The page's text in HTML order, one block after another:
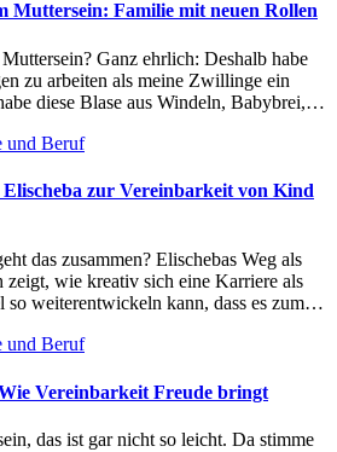
Muttersein: Familie mit neuen Rollen
zu arbeiten als meine Zwillinge ein
diese Blase aus Windeln, Babybrei,…
und Beruf
zur Vereinbarkeit von Kind
wie kreativ sich eine Karriere als
so weiterentwickeln kann, dass es zum…
und Beruf
Vereinbarkeit Freude bringt